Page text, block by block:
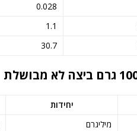
0.028
1.1
30.7
יחידות
מיליגרם